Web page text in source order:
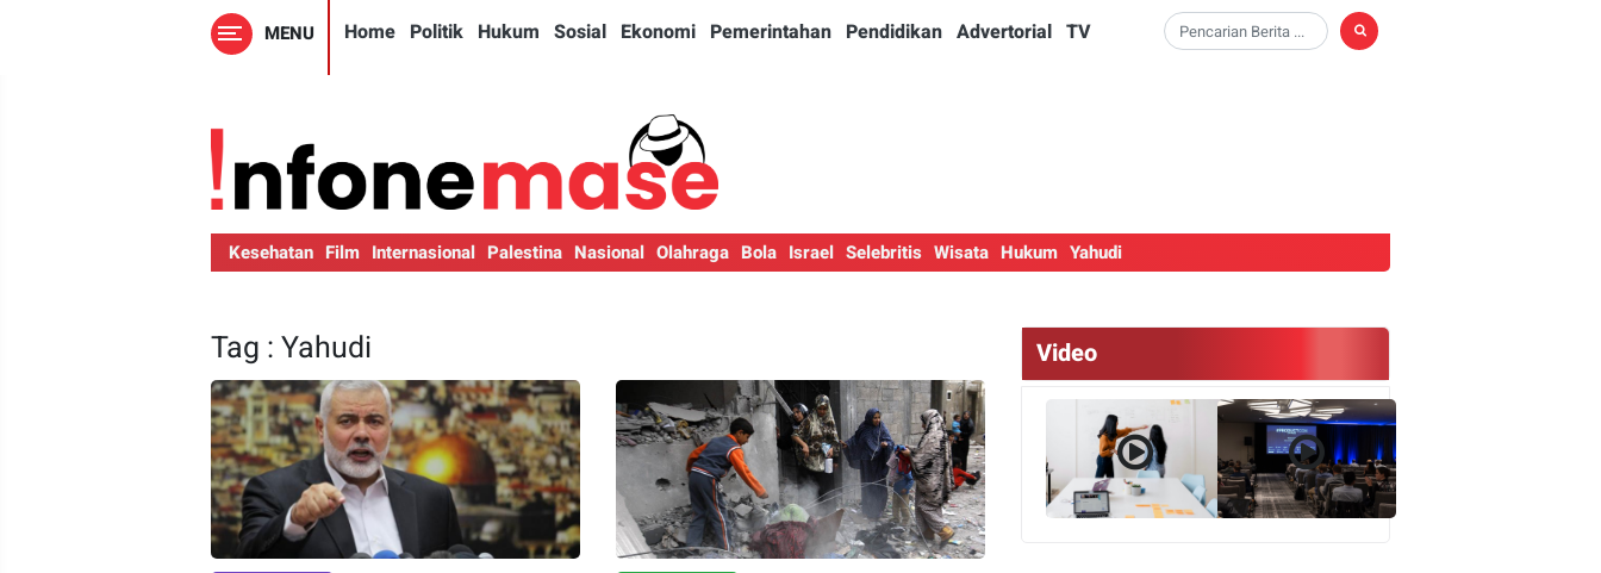
MENU Home Politik Hukum Sosial Ekonomi Pemerintahan Pendidikan Advertorial TV
Kesehatan Film Internasional Palestina Nasional Olahraga Bola Israel Selebritis Wisata Hukum Yahudi
Tag : Yahudi Video